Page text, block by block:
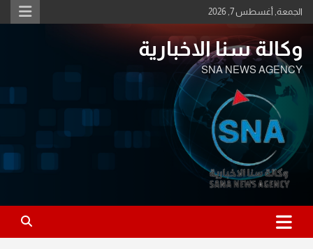
Skip
to
الجمعة, أغسطس 7, 2026
وكالة سنا الاخبارية
SNA NEWS AGENCY